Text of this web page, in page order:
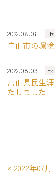
2022.08.06
白山市の環
2022.08.03
富山県民生
たしました
« 2022年07月